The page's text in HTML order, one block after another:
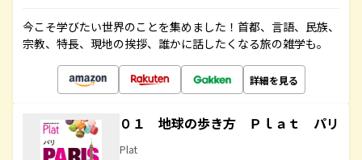
今こそ学びたい世界のことを集めました！首都、言語、民族、
宗教、特長、現地の挨拶、誰かに話したくなる旅の雑学も。
詳細を見る
０１ 地球の歩き方 Ｐｌａｔ パリ
Plat